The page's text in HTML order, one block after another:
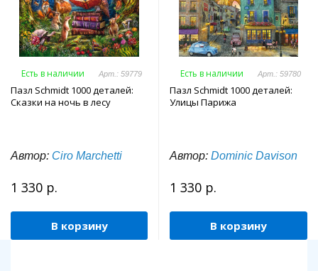
Есть в наличии Арт.: 59779
Пазл Schmidt 1000 деталей:
Сказки на ночь в лесу
Автор: Ciro Marchetti
1 330 р.
В корзину
Есть в наличии Арт.: 59780
Пазл Schmidt 1000 деталей:
Улицы Парижа
Автор: Dominic Davison
1 330 р.
В корзину